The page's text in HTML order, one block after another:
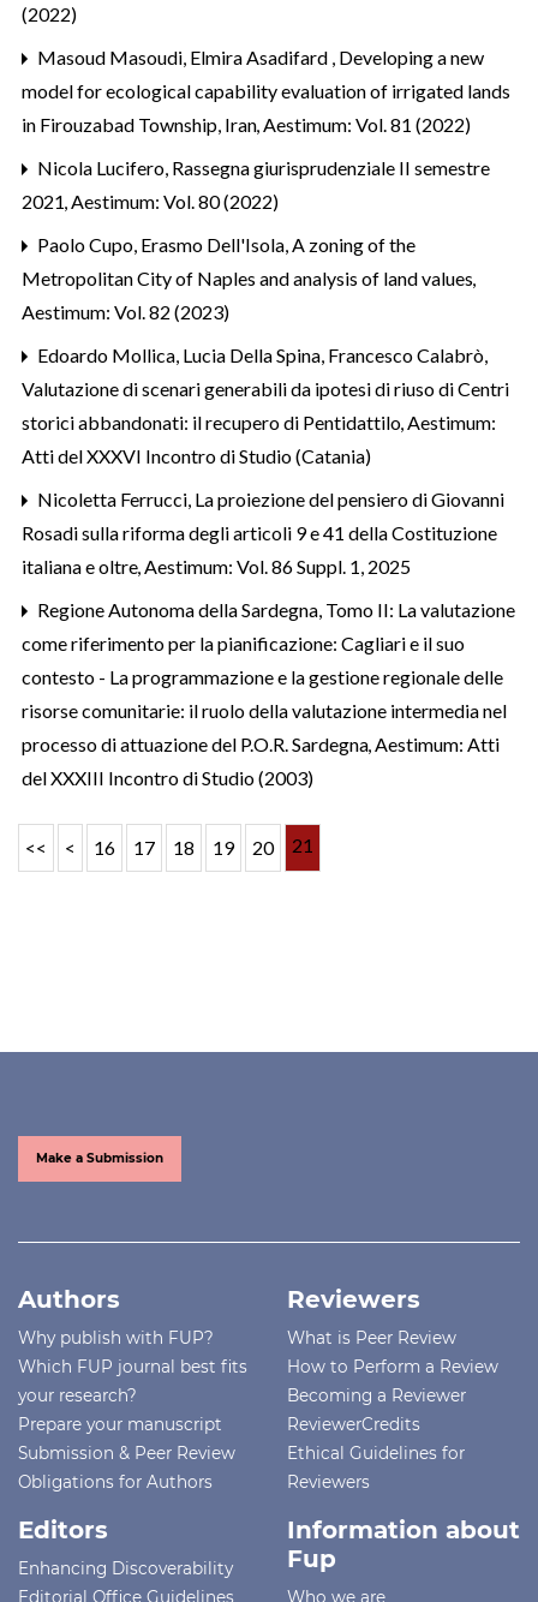
(2022)
Masoud Masoudi, Elmira Asadifard , Developing a new
model for ecological capability evaluation of irrigated lands
in Firouzabad Township, Iran,Aestimum: Vol. 81 (2022)
Nicola Lucifero, Rassegna giurisprudenziale II semestre
2021,Aestimum: Vol. 80 (2022)
Paolo Cupo, Erasmo Dell'Isola,A zoning of the
Metropolitan City of Naples and analysis of land values,
Aestimum: Vol. 82 (2023)
Edoardo Mollica, Lucia Della Spina, Francesco Calabrò,
Valutazione di scenari generabili da ipotesi di riuso di Centri
storici abbandonati: il recupero di Pentidattilo,Aestimum:
Atti del XXXVI Incontro di Studio (Catania)
Nicoletta Ferrucci, La proiezione del pensiero di Giovanni
Rosadi sulla riforma degli articoli 9 e 41 della Costituzione
italiana e oltre,Aestimum: Vol. 86 Suppl. 1, 2025
Regione Autonoma della Sardegna, Tomo II: La valutazione
come riferimento per la pianificazione: Cagliari e il suo
contesto - La programmazione e la gestione regionale delle
risorse comunitarie: il ruolo della valutazione intermedia nel
processo di attuazione del P.O.R. Sardegna,Aestimum: Atti
del XXXIII Incontro di Studio (2003)
<< < 16 17 18 19 20 21
Make a Submission
Authors
Why publish with FUP?
Which FUP journal best fits
your research?
Prepare your manuscript
Submission & Peer Review
Obligations for Authors
Reviewers
What is Peer Review
How to Perform a Review
Becoming a Reviewer
ReviewerCredits
Ethical Guidelines for
Reviewers
Editors
Enhancing Discoverability
Editorial Office Guidelines
Information about
Fup
Who we are